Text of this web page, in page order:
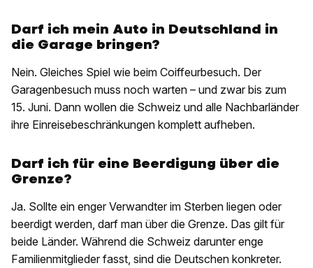
Darf ich mein Auto in Deutschland in
die Garage bringen?
Nein. Gleiches Spiel wie beim Coiffeurbesuch. Der
Garagenbesuch muss noch warten – und zwar bis zum
15. Juni. Dann wollen die Schweiz und alle Nachbarländer
ihre Einreisebeschränkungen komplett aufheben.
Darf ich für eine Beerdigung über die
Grenze?
Ja. Sollte ein enger Verwandter im Sterben liegen oder
beerdigt werden, darf man über die Grenze. Das gilt für
beide Länder. Während die Schweiz darunter enge
Familienmitglieder fasst, sind die Deutschen konkreter.